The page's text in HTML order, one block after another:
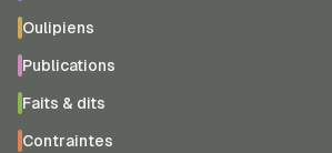
Oulipiens
Publications
Faits & dits
Contraintes